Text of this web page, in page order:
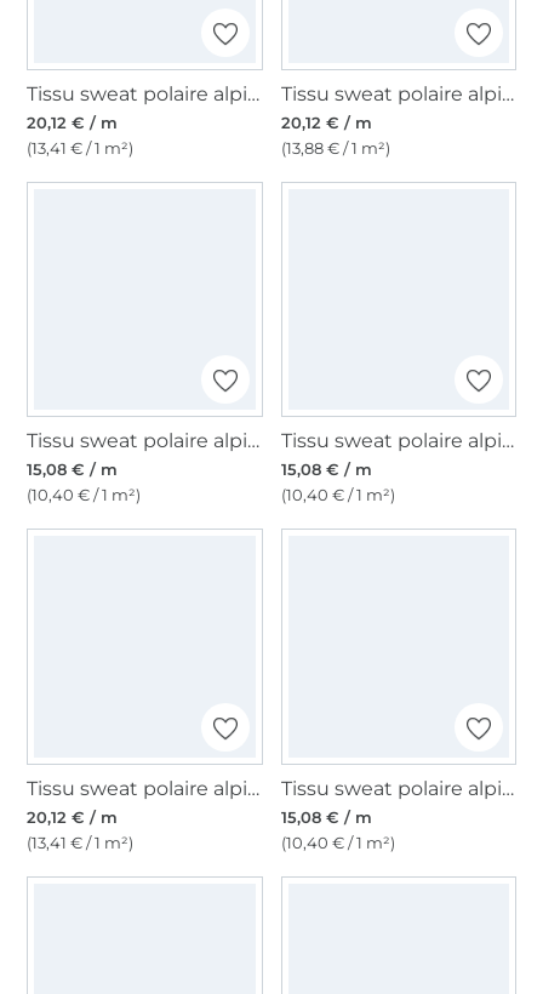
Tissu sweat polaire alpine Stars, ecru chiné
20,12 € / m
(13,41 € / 1 m²)
Tissu sweat polaire alpine crazy stripes, multicolore
20,12 € / m
(13,88 € / 1 m²)
Tissu sweat polaire alpine, pourpre foncé
15,08 € / m
(10,40 € / 1 m²)
Tissu sweat polaire alpine, vert pâle
15,08 € / m
(10,40 € / 1 m²)
Tissu sweat polaire alpine animaux de la forêt, bleu denim
20,12 € / m
(13,41 € / 1 m²)
Tissu sweat polaire alpine, bleu denim chiné
15,08 € / m
(10,40 € / 1 m²)